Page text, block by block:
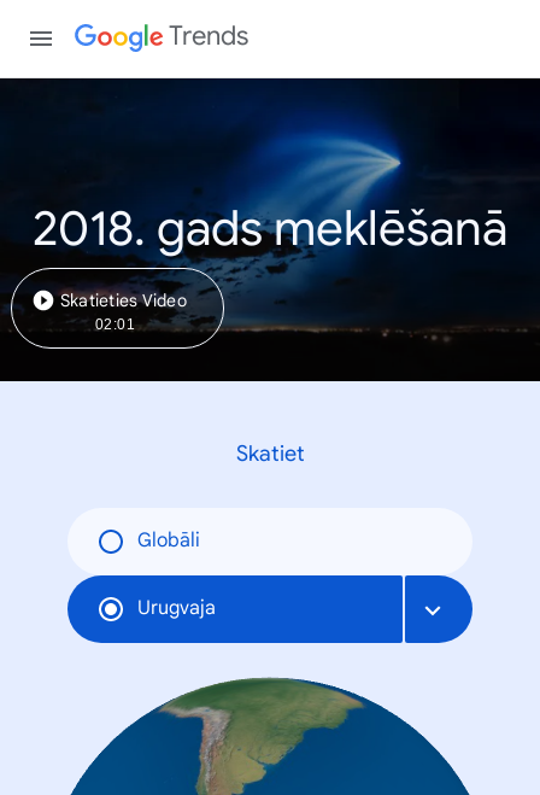
Trends
2018. gads meklēšanā
Skatieties Video
02:01
Skatiet
Globāli
Urugvaja